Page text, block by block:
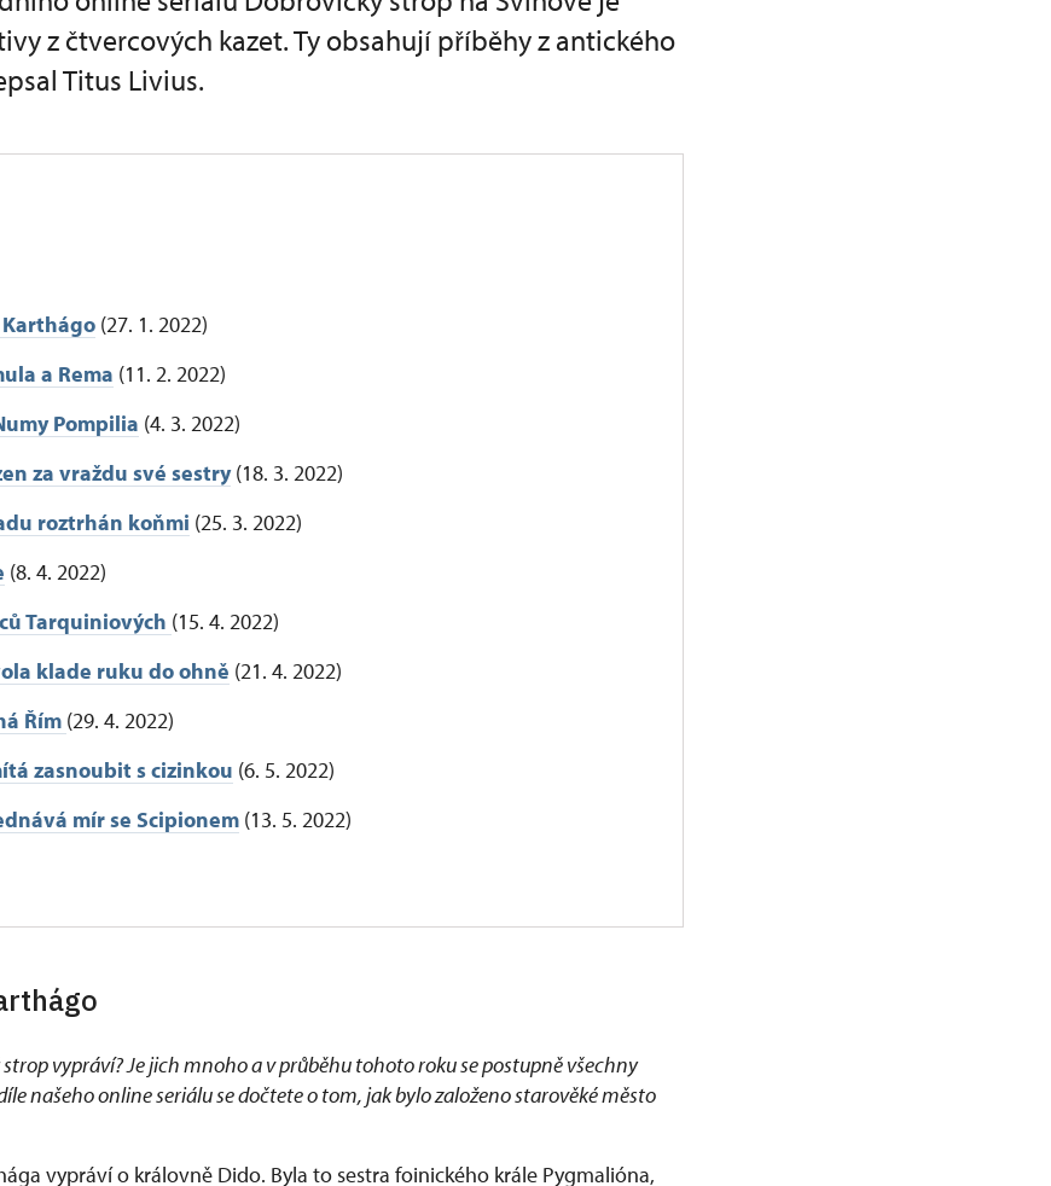
z čtvercových kazet. Ty obsahují příběhy z antického
Titus Livius.
(27. 1. 2022)
a Rema (11. 2. 2022)
Pompilia (4. 3. 2022)
za vraždu své sestry(18. 3. 2022)
roztrhán koňmi (25. 3. 2022)
(8. 4. 2022)
Tarquiniových (15. 4. 2022)
klade ruku do ohně (21. 4. 2022)
Řím (29. 4. 2022)
zasnoubit s cizinkou (6. 5. 2022)
mír se Scipionem (13. 5. 2022)
vypráví? Je jich mnoho a v průběhu tohoto roku se postupně všechny
našeho online seriálu se dočtete o tom, jak bylo založeno starověké město
vypráví o královně Dido. Byla to sestra foinického krále Pygmalióna,